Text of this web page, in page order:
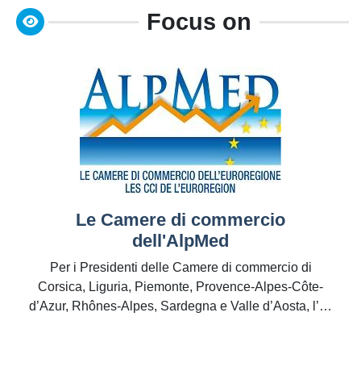
Focus on
Le Camere di commercio
dell'AlpMed
Per i Presidenti delle Camere di commercio di
Corsica, Liguria, Piemonte, Provence-Alpes-Côte-
d’Azur, Rhônes-Alpes, Sardegna e Valle d’Aosta, l’…